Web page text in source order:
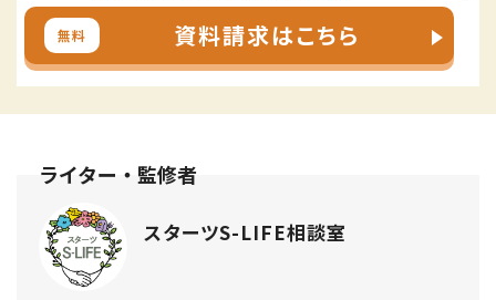
無料 資料請求はこちら
スターツS-LIFE相談室